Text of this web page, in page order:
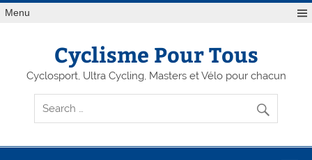
Menu
Cyclisme Pour Tous
Cyclosport, Ultra Cycling, Masters et Vélo pour chacun